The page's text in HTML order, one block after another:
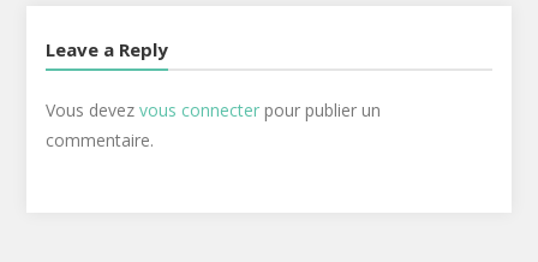
Leave a Reply
Vous devez vous connecterpour publier un
commentaire.